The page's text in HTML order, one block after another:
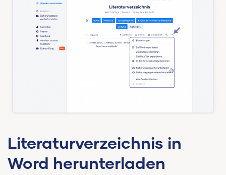
Literaturverzeichnis in
Word herunterladen